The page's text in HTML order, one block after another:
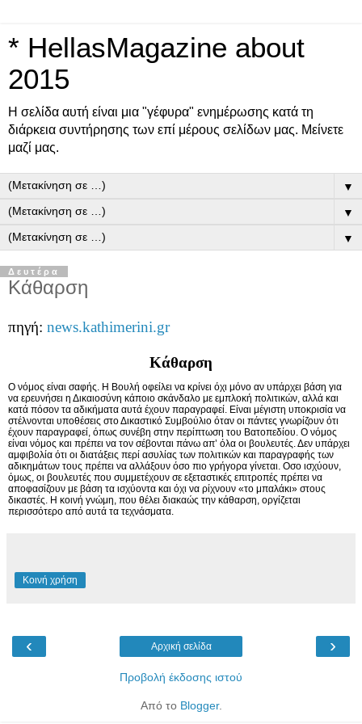
* HellasMagazine about
2015
Η σελίδα αυτή είναι μια "γέφυρα" ενημέρωσης κατά τη
διάρκεια συντήρησης των επί μέρους σελίδων μας. Μείνετε
μαζί μας.
▼
▼
▼
Δευτέρα
Κάθαρση
πηγή: news.kathimerini.gr
Κάθαρση
Ο νόμος είναι σαφής. Η Βουλή οφείλει να κρίνει όχι μόνο αν υπάρχει βάση για
να ερευνήσει η Δικαιοσύνη κάποιο σκάνδαλο με εμπλοκή πολιτικών, αλλά και
κατά πόσον τα αδικήματα αυτά έχουν παραγραφεί. Είναι μέγιστη υποκρισία να
στέλνονται υποθέσεις στο Δικαστικό Συμβούλιο όταν οι πάντες γνωρίζουν ότι
έχουν παραγραφεί, όπως συνέβη στην περίπτωση του Βατοπεδίου. Ο νόμος
είναι νόμος και πρέπει να τον σέβονται πάνω απ’ όλα οι βουλευτές. Δεν υπάρχει
αμφιβολία ότι οι διατάξεις περί ασυλίας των πολιτικών και παραγραφής των
αδικημάτων τους πρέπει να αλλάξουν όσο πιο γρήγορα γίνεται. Οσο ισχύουν,
όμως, οι βουλευτές που συμμετέχουν σε εξεταστικές επιτροπές πρέπει να
αποφασίζουν με βάση τα ισχύοντα και όχι να ρίχνουν «το μπαλάκι» στους
δικαστές. Η κοινή γνώμη, που θέλει διακαώς την κάθαρση, οργίζεται
περισσότερο από αυτά τα τεχνάσματα.
Κοινή χρήση
‹ ›
Αρχική σελίδα
Προβολή έκδοσης ιστού
Από το Blogger.